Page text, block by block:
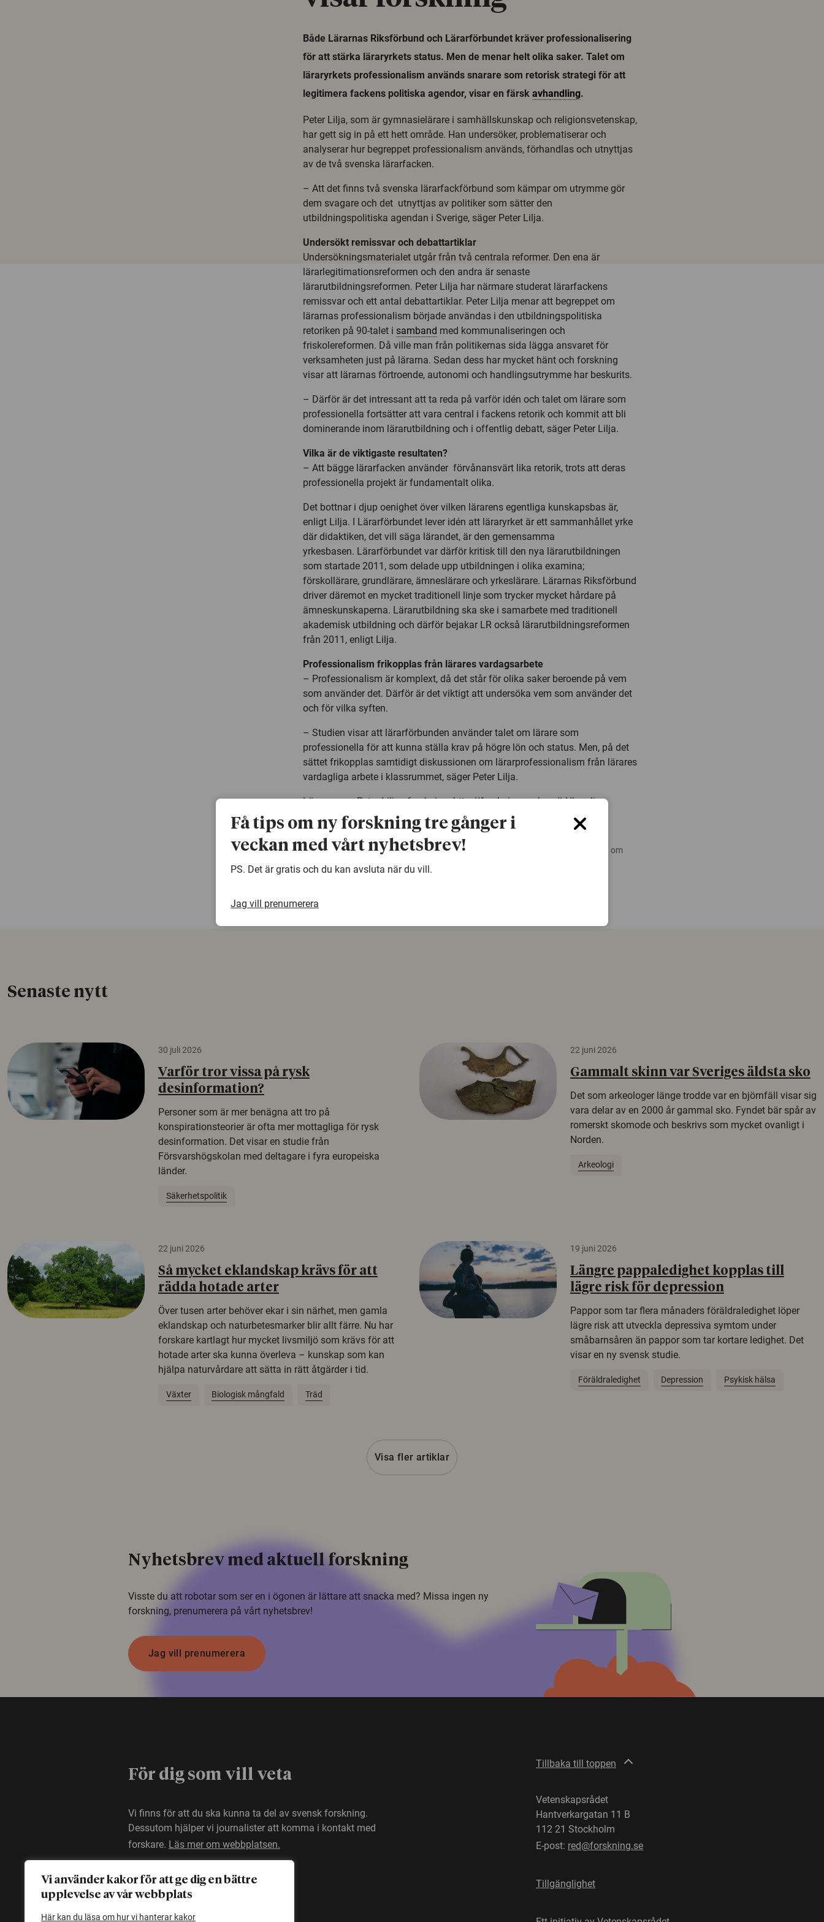
Vi använder kakor för att ge dig en bättre
upplevelse av vår webbplats
Här kan du läsa om hur vi hanterar kakor
Både Lärarnas Riksförbund och Lärarförbundet kräver professionalisering
för att stärka läraryrkets status. Men de menar helt olika saker. Talet om
läraryrkets professionalism används snarare som retorisk strategi för att
legitimera fackens politiska agendor, visar en färsk avhandling.
Peter Lilja, som är gymnasielärare i samhällskunskap och religionsvetenskap,
har gett sig in på ett hett område. Han undersöker, problematiserar och
analyserar hur begreppet professionalism används, förhandlas och utnyttjas
av de två svenska lärarfacken.
– Att det finns två svenska lärarfackförbund som kämpar om utrymme gör
dem svagare och det utnyttjas av politiker som sätter den
utbildningspolitiska agendan i Sverige, säger Peter Lilja.
Undersökt remissvar och debattartiklar
Undersökningsmaterialet utgår från två centrala reformer. Den ena är
lärarlegitimationsreformen och den andra är senaste
lärarutbildningsreformen. Peter Lilja har närmare studerat lärarfackens
remissvar och ett antal debattartiklar. Peter Lilja menar att begreppet om
lärarnas professionalism började användas i den utbildningspolitiska
retoriken på 90-talet i samband med kommunaliseringen och
friskolereformen. Då ville man från politikernas sida lägga ansvaret för
verksamheten just på lärarna. Sedan dess har mycket hänt och forskning
visar att lärarnas förtroende, autonomi och handlingsutrymme har beskurits.
– Därför är det intressant att ta reda på varför idén och talet om lärare som
professionella fortsätter att vara central i fackens retorik och kommit att bli
dominerande inom lärarutbildning och i offentlig debatt, säger Peter Lilja.
Vilka är de viktigaste resultaten?
– Att bägge lärarfacken använder förvånansvärt lika retorik, trots att deras
professionella projekt är fundamentalt olika.
Det bottnar i djup oenighet över vilken lärarens egentliga kunskapsbas är,
enligt Lilja. I Lärarförbundet lever idén att läraryrket är ett sammanhållet yrke
där didaktiken, det vill säga lärandet, är den gemensamma
yrkesbasen. Lärarförbundet var därför kritisk till den nya lärarutbildningen
som startade 2011, som delade upp utbildningen i olika examina;
förskollärare, grundlärare, ämneslärare och yrkeslärare. Lärarnas Riksförbund
driver däremot en mycket traditionell linje som trycker mycket hårdare på
ämneskunskaperna. Lärarutbildning ska ske i samarbete med traditionell
akademisk utbildning och därför bejakar LR också lärarutbildningsreformen
från 2011, enligt Lilja.
Professionalism frikopplas från lärares vardagsarbete
– Professionalism är komplext, då det står för olika saker beroende på vem
som använder det. Därför är det viktigt att undersöka vem som använder det
och för vilka syften.
– Studien visar att lärarförbunden använder talet om lärare som
professionella för att kunna ställa krav på högre lön och status. Men, på det
sättet frikopplas samtidigt diskussionen om lärarprofessionalism från lärares
vardagliga arbete i klassrummet, säger Peter Lilja.
Läs mer om Peter Liljas forskning:http://forskning.mah.se/id/lupeli
warningDenna artikel är några år gammal och det kan finnas nyare forskning om
Senaste nytt
30 juli 2026
Varför tror vissa på rysk
desinformation?
Personer som är mer benägna att tro på
konspirationsteorier är ofta mer mottagliga för rysk
desinformation. Det visar en studie från
Försvarshögskolan med deltagare i fyra europeiska
länder.
Säkerhetspolitik
22 juni 2026
Gammalt skinn var Sveriges äldsta sko
Det som arkeologer länge trodde var en björnfäll visar sig
vara delar av en 2000 år gammal sko. Fyndet bär spår av
romerskt skomode och beskrivs som mycket ovanligt i
Norden.
Arkeologi
22 juni 2026
Så mycket eklandskap krävs för att
rädda hotade arter
Över tusen arter behöver ekar i sin närhet, men gamla
eklandskap och naturbetesmarker blir allt färre. Nu har
forskare kartlagt hur mycket livsmiljö som krävs för att
hotade arter ska kunna överleva – kunskap som kan
hjälpa naturvårdare att sätta in rätt åtgärder i tid.
Växter Biologisk mångfald Träd
19 juni 2026
Längre pappaledighet kopplas till
lägre risk för depression
Pappor som tar flera månaders föräldraledighet löper
lägre risk att utveckla depressiva symtom under
småbarnsåren än pappor som tar kortare ledighet. Det
visar en ny svensk studie.
Föräldraledighet Depression Psykisk hälsa
Visa fler artiklar
Nyhetsbrev med aktuell forskning
Visste du att robotar som ser en i ögonen är lättare att snacka med? Missa ingen ny
forskning, prenumerera på vårt nyhetsbrev!
Jag vill prenumerera
För dig som vill veta
Vi finns för att du ska kunna ta del av svensk forskning.
Dessutom hjälper vi journalister att komma i kontakt med
forskare. Läs mer om webbplatsen.
Tillbaka till toppen
Vetenskapsrådet
Hantverkargatan 11 B
112 21 Stockholm
E-post: red@forskning.se
Tillgänglighet
Få tips om ny forskning tre gånger i
veckan med vårt nyhetsbrev!
PS. Det är gratis och du kan avsluta när du vill.
Jag vill prenumerera